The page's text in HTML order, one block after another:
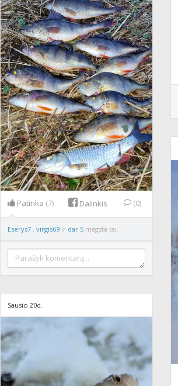
Patinka (7) Dalinkis (0)
Eserys7 , virgis69 ir dar 5mėgsta tai.
Sausio 20d.